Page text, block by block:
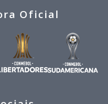
Oficial